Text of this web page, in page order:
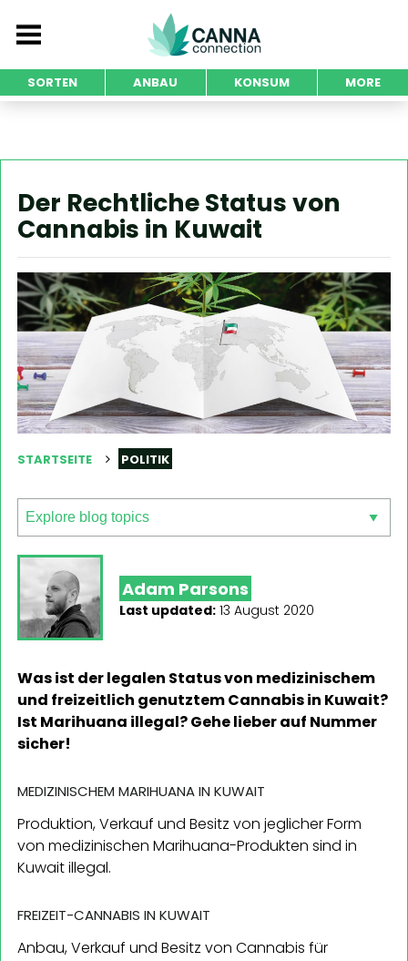
SORTEN ANBAU KONSUM MORE
Der Rechtliche Status von
Cannabis in Kuwait
STARTSEITE POLITIK
Adam Parsons
Last updated: 13 August 2020
Was ist der legalen Status von medizinischem
und freizeitlich genutztem Cannabis in Kuwait?
Ist Marihuana illegal? Gehe lieber auf Nummer
sicher!
MEDIZINISCHEM MARIHUANA IN KUWAIT
Produktion, Verkauf und Besitz von jeglicher Form
von medizinischen Marihuana-Produkten sind in
Kuwait illegal.
FREIZEIT-CANNABIS IN KUWAIT
Anbau, Verkauf und Besitz von Cannabis für